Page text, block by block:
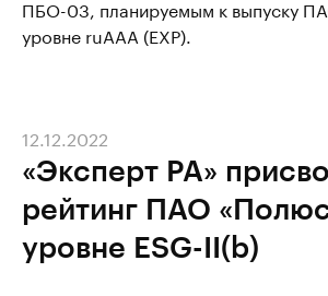
ПБО-03, планируемым к выпуску
уровне ruAAA (EXP).
«Эксперт РА»
рейтинг ПАО
уровне ESG-II(b)
12.12.2022